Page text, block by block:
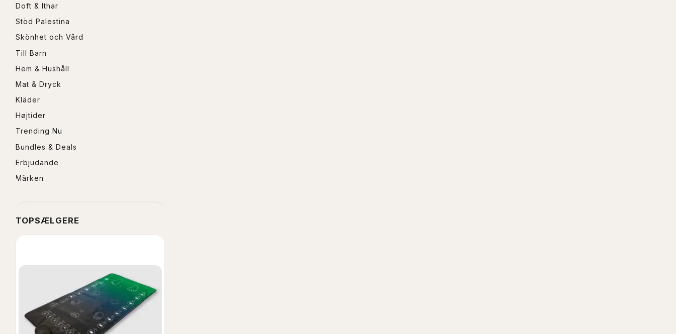
Doft & Ithar
Stöd Palestina
Skönhet och Vård
Till Barn
Hem & Hushåll
Mat & Dryck
Kläder
Højtider
Trending Nu
Bundles & Deals
Erbjudande
Märken
TOPSÆLGERE